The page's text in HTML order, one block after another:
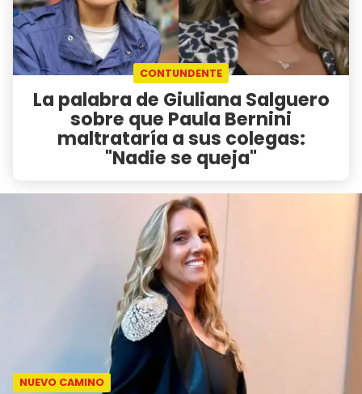
CONTUNDENTE
La palabra de Giuliana Salguero
sobre que Paula Bernini
maltrataría a sus colegas:
"Nadie se queja"
NUEVO CAMINO